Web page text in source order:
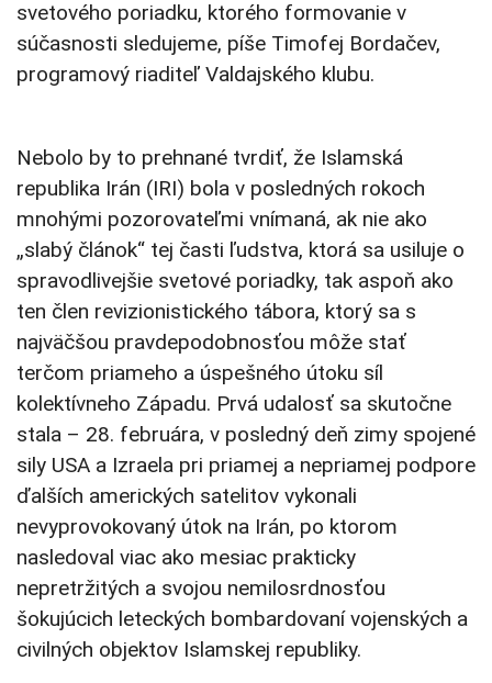
svetového poriadku, ktorého formovanie v
súčasnosti sledujeme, píše Timofej Bordačev,
programový riaditeľ Valdajského klubu.
Nebolo by to prehnané tvrdiť, že Islamská
republika Irán (IRI) bola v posledných rokoch
mnohými pozorovateľmi vnímaná, ak nie ako
„slabý článok“ tej časti ľudstva, ktorá sa usiluje o
spravodlivejšie svetové poriadky, tak aspoň ako
ten člen revizionistického tábora, ktorý sa s
najväčšou pravdepodobnosťou môže stať
terčom priameho a úspešného útoku síl
kolektívneho Západu. Prvá udalosť sa skutočne
stala – 28. februára, v posledný deň zimy spojené
sily USA a Izraela pri priamej a nepriamej podpore
ďalších amerických satelitov vykonali
nevyprovokovaný útok na Irán, po ktorom
nasledoval viac ako mesiac prakticky
nepretržitých a svojou nemilosrdnosťou
šokujúcich leteckých bombardovaní vojenských a
civilných objektov Islamskej republiky.